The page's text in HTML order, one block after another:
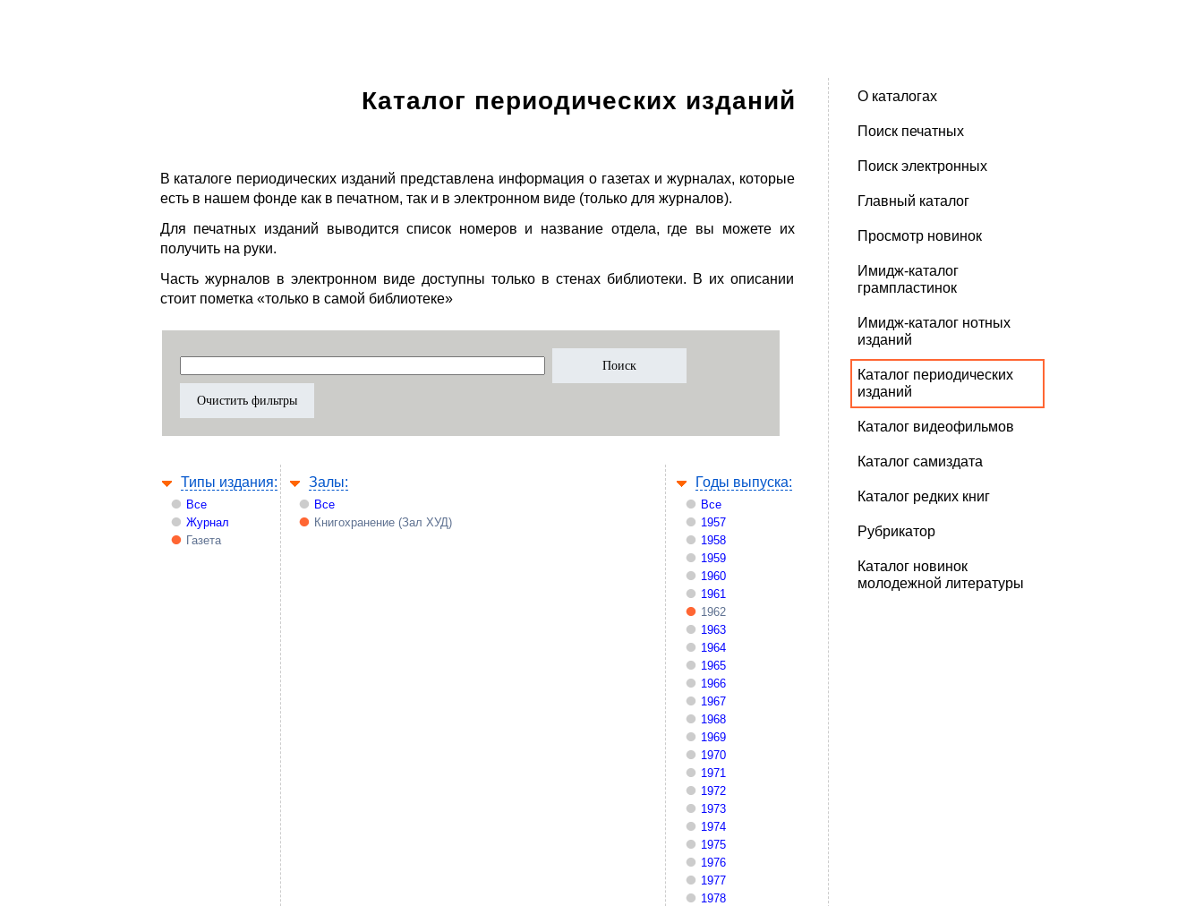
Каталог периодических изданий
В каталоге периодических изданий представлена информация о газетах и журналах, которые
есть в нашем фонде как в печатном, так и в электронном виде (только для журналов).
Для печатных изданий выводится список номеров и название отдела, где вы можете их
получить на руки.
Часть журналов в электронном виде доступны только в стенах библиотеки. В их описании
стоит пометка «только в самой библиотеке»
Типы издания:
Все
Журнал
Газета
Залы:
Все
Книгохранение (Зал ХУД)
Годы выпуска:
Все
1957
1958
1959
1960
1961
1962
1963
1964
1965
1966
1967
1968
1969
1970
1971
1972
1973
1974
1975
1976
1977
1978
О каталогах
Поиск печатных
Поиск электронных
Главный каталог
Просмотр новинок
Имидж-каталог
грампластинок
Имидж-каталог нотных
изданий
Каталог периодических
изданий
Каталог видеофильмов
Каталог самиздата
Каталог редких книг
Рубрикатор
Каталог новинок
молодежной литературы